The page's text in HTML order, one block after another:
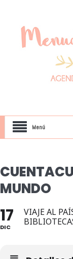
Menú
MUNDO
17
DIC
VIAJE AL